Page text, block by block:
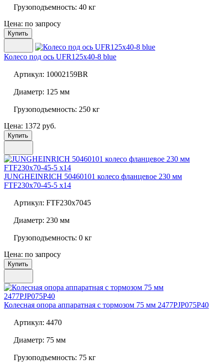
Грузоподъемность: 40 кг
Цена: по запросу
Купить
Колесо под ось UFR125x40-8 blue
Артикул: 10002159BR
Диаметр: 125 мм
Грузоподъемность: 250 кг
Цена: 1372 руб.
Купить
JUNGHEINRICH 50460101 колесо фланцевое 230 мм
FTF230x70-45-5 x14
Артикул: FTF230x7045
Диаметр: 230 мм
Грузоподъемность: 0 кг
Цена: по запросу
Купить
Колесная опора аппаратная с тормозом 75 мм 2477PJP075P40
Артикул: 4470
Диаметр: 75 мм
Грузоподъемность: 75 кг